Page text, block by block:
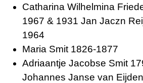
Catharina Wilhelmina
1967 & 1931 Jan Jaczn
1964
Maria Smit 1826-1877
Adriaantje Jacobse Smit
Johannes Janse van